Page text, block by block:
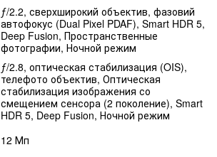
ƒ/2.2, сверхширокий объектив, фазовий
автофокус (Dual Pixel PDAF), Smart HDR 5,
Deep Fusion, Пространственные
фотографии, Ночной режим
ƒ/2.8, оптическая стабилизация (OIS),
телефото объектив, Оптическая
стабилизация изображения со
смещением сенсора (2 поколение), Smart
HDR 5, Deep Fusion, Ночной режим
12 Мп